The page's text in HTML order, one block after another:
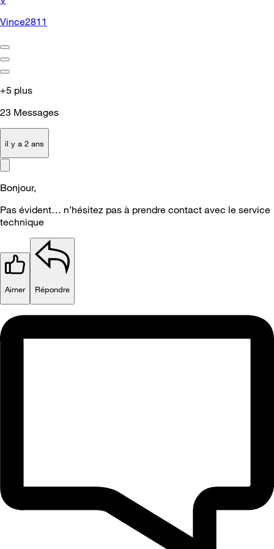
Vince2811
+5 plus
23 Messages
il y a 2 ans
Bonjour,
Pas évident… n’hésitez pas à prendre contact avec le service
technique
Aimer Répondre